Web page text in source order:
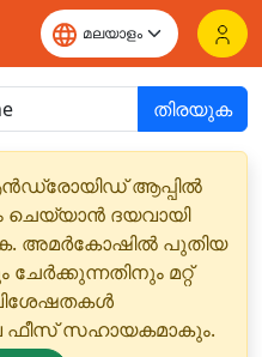
തിരയുക
ആപ്പിൽ
ചെയ്യാൻ ദയവായി
പുതിയ
മറ്റ്
ഫീസ് സഹായകമാകും.